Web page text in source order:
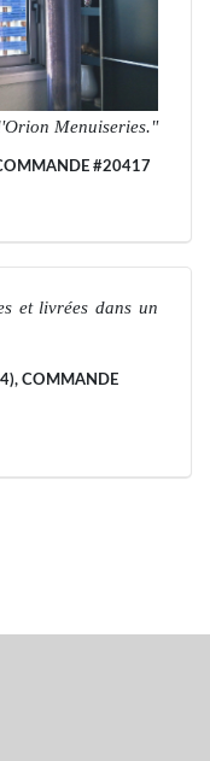
Menuiseries.
#20417
et livrées dans un
COMMANDE